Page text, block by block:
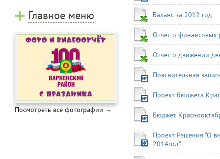
Баланс за 2012 год
Отчет о финансовых
Отчет о движении
Пояснительная
Проект бюджета
Бюджет
Проект Решения "О
2014год"
Главное меню
Посмотреть все фотографии →